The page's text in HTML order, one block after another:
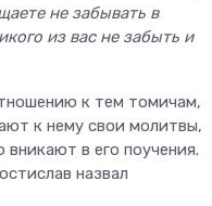
не забывать в
из вас не забыть и
к тем томичам,
к нему свои молитвы,
в его поучения.
назвал